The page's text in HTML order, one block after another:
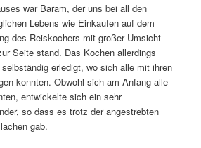
war Baram, der uns bei all den
Lebens wie Einkaufen auf dem
des Reiskochers mit großer Umsicht
Seite stand. Das Kochen allerdings
erledigt, wo sich alle mit ihren
konnten. Obwohl sich am Anfang alle
entwickelte sich ein sehr
so dass es trotz der angestrebten
gab.